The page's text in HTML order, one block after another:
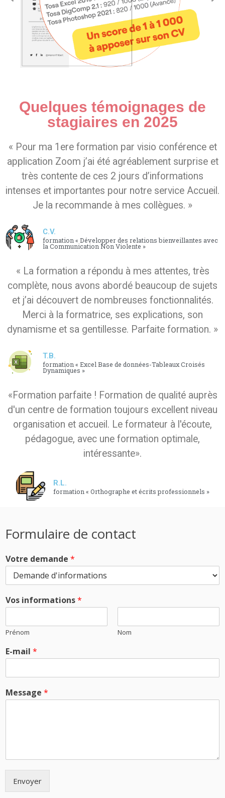
Quelques témoignages de
stagiaires en 2025
« Pour ma 1ere formation par visio conférence et
application Zoom j’ai été agréablement surprise et
très contente de ces 2 jours d’informations
intenses et importantes pour notre service Accueil.
Je la recommande à mes collègues. »
C.V.
formation « Développer des relations bienveillantes avec
la Communication Non Violente »
« La formation a répondu à mes attentes, très
complète, nous avons abordé beaucoup de sujets
et j’ai découvert de nombreuses fonctionnalités.
Merci à la formatrice, ses explications, son
dynamisme et sa gentillesse. Parfaite formation. »
T.B.
formation « Excel Base de données-Tableaux Croisés
Dynamiques »
«Formation parfaite ! Formation de qualité auprès
d'un centre de formation toujours excellent niveau
organisation et accueil. Le formateur à l'écoute,
pédagogue, avec une formation optimale,
intéressante».
R.L.
formation « Orthographe et écrits professionnels »
Formulaire de contact
Votre demande *
Vos informations*
Prénom Nom
E-mail *
Message *
Envoyer